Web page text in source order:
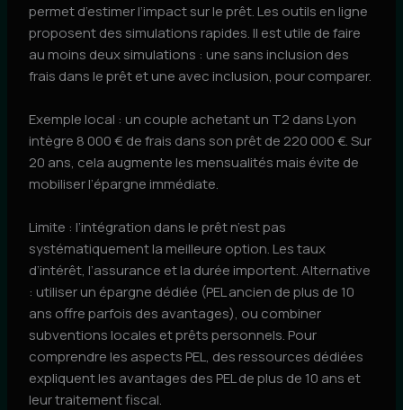
permet d’estimer l’impact sur le prêt. Les outils en ligne
proposent des simulations rapides. Il est utile de faire
au moins deux simulations : une sans inclusion des
frais dans le prêt et une avec inclusion, pour comparer.
Exemple local : un couple achetant un T2 dans Lyon
intègre 8 000 € de frais dans son prêt de 220 000 €. Sur
20 ans, cela augmente les mensualités mais évite de
mobiliser l’épargne immédiate.
Limite : l’intégration dans le prêt n’est pas
systématiquement la meilleure option. Les taux
d’intérêt, l’assurance et la durée importent. Alternative
: utiliser un épargne dédiée (PEL ancien de plus de 10
ans offre parfois des avantages), ou combiner
subventions locales et prêts personnels. Pour
comprendre les aspects PEL, des ressources dédiées
expliquent les avantages des PEL de plus de 10 ans et
leur traitement fiscal.